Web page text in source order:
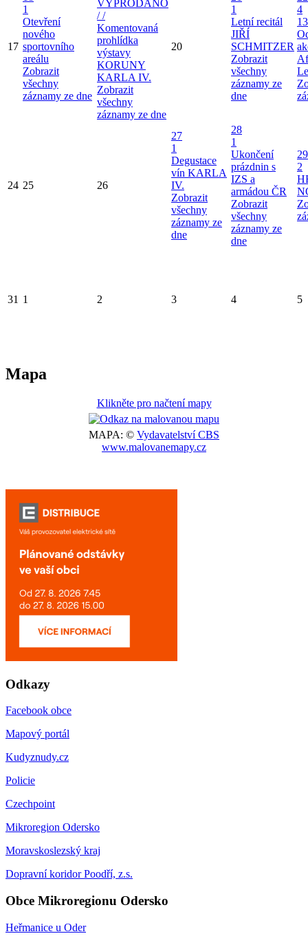
17
1
Otevření
nového
sportovního
areálu
Zobrazit
všechny
záznamy ze dne
VYPRODÁNO
/ /
Komentovaná
prohlídka
výstavy
KORUNY
KARLA IV.
Zobrazit
všechny
záznamy ze dne
20
1
Letní recitál
JIŘÍ
SCHMITZER
Zobrazit
všechny
záznamy ze
dne
4
24 25 26
27
1
Degustace
vín KARLA
IV.
Zobrazit
všechny
záznamy ze
dne
28
1
Ukončení
prázdnin s
IZS a
armádou ČR
Zobrazit
všechny
záznamy ze
dne
29
2
31 1 2 3 4 5
Mapa
Klikněte pro načtení mapy
MAPA: © Vydavatelství CBS
www.malovanemapy.cz
Odkazy
Facebook obce
Mapový portál
Kudyznudy.cz
Policie
Czechpoint
Mikroregion Odersko
Moravskoslezský kraj
Dopravní koridor Poodří, z.s.
Obce Mikroregionu Odersko
Heřmanice u Oder